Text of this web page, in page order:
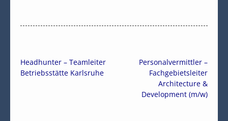
Headhunter – Teamleiter
Betriebsstätte Karlsruhe
Personalvermittler –
Fachgebietsleiter
Architecture &
Development (m/w)